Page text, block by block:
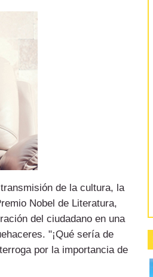
de la cultura, la
Nobel de Literatura,
del ciudadano en una
"¡Qué sería de
por la importancia de